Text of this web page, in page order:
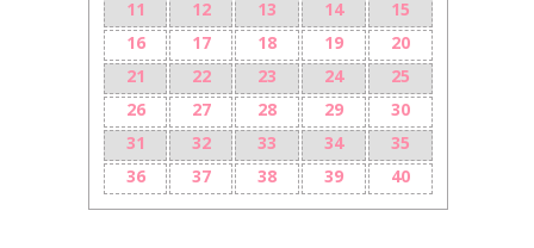
11
12 13 14
15
16
17 18 19
20
21
22 23 24
25
26
27 28 29
30
31
32 33 34
35
36
37 38 39 40